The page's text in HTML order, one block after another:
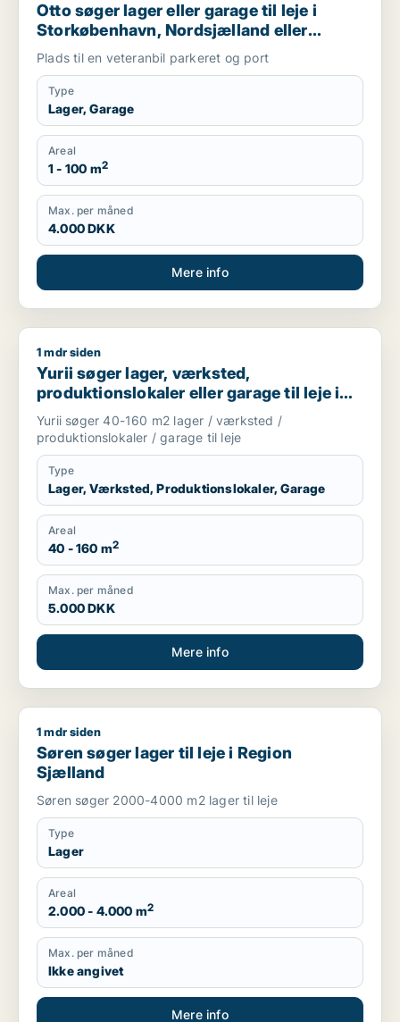
Otto søger lager eller garage til leje i
Storkøbenhavn, Nordsjælland eller
Region Sjælland
Plads til en veteranbil parkeret og port
Type
Lager, Garage
Areal
1 - 100 m2
Max. per måned
4.000 DKK
Mere info
Yurii søger lager, værksted, produktionslokaler eller garage
1 mdr siden
Yurii søger lager, værksted,
produktionslokaler eller garage til leje i
Region Sjælland
Yurii søger 40-160 m2 lager / værksted /
produktionslokaler / garage til leje
Type
Lager, Værksted, Produktionslokaler, Garage
Areal
40 - 160 m2
Max. per måned
5.000 DKK
Mere info
Søren søger lager til leje i Region Sjælland
1 mdr siden
Søren søger lager til leje i Region
Sjælland
Søren søger 2000-4000 m2 lager til leje
Type
Lager
Areal
2.000 - 4.000 m2
Max. per måned
Ikke angivet
Mere info